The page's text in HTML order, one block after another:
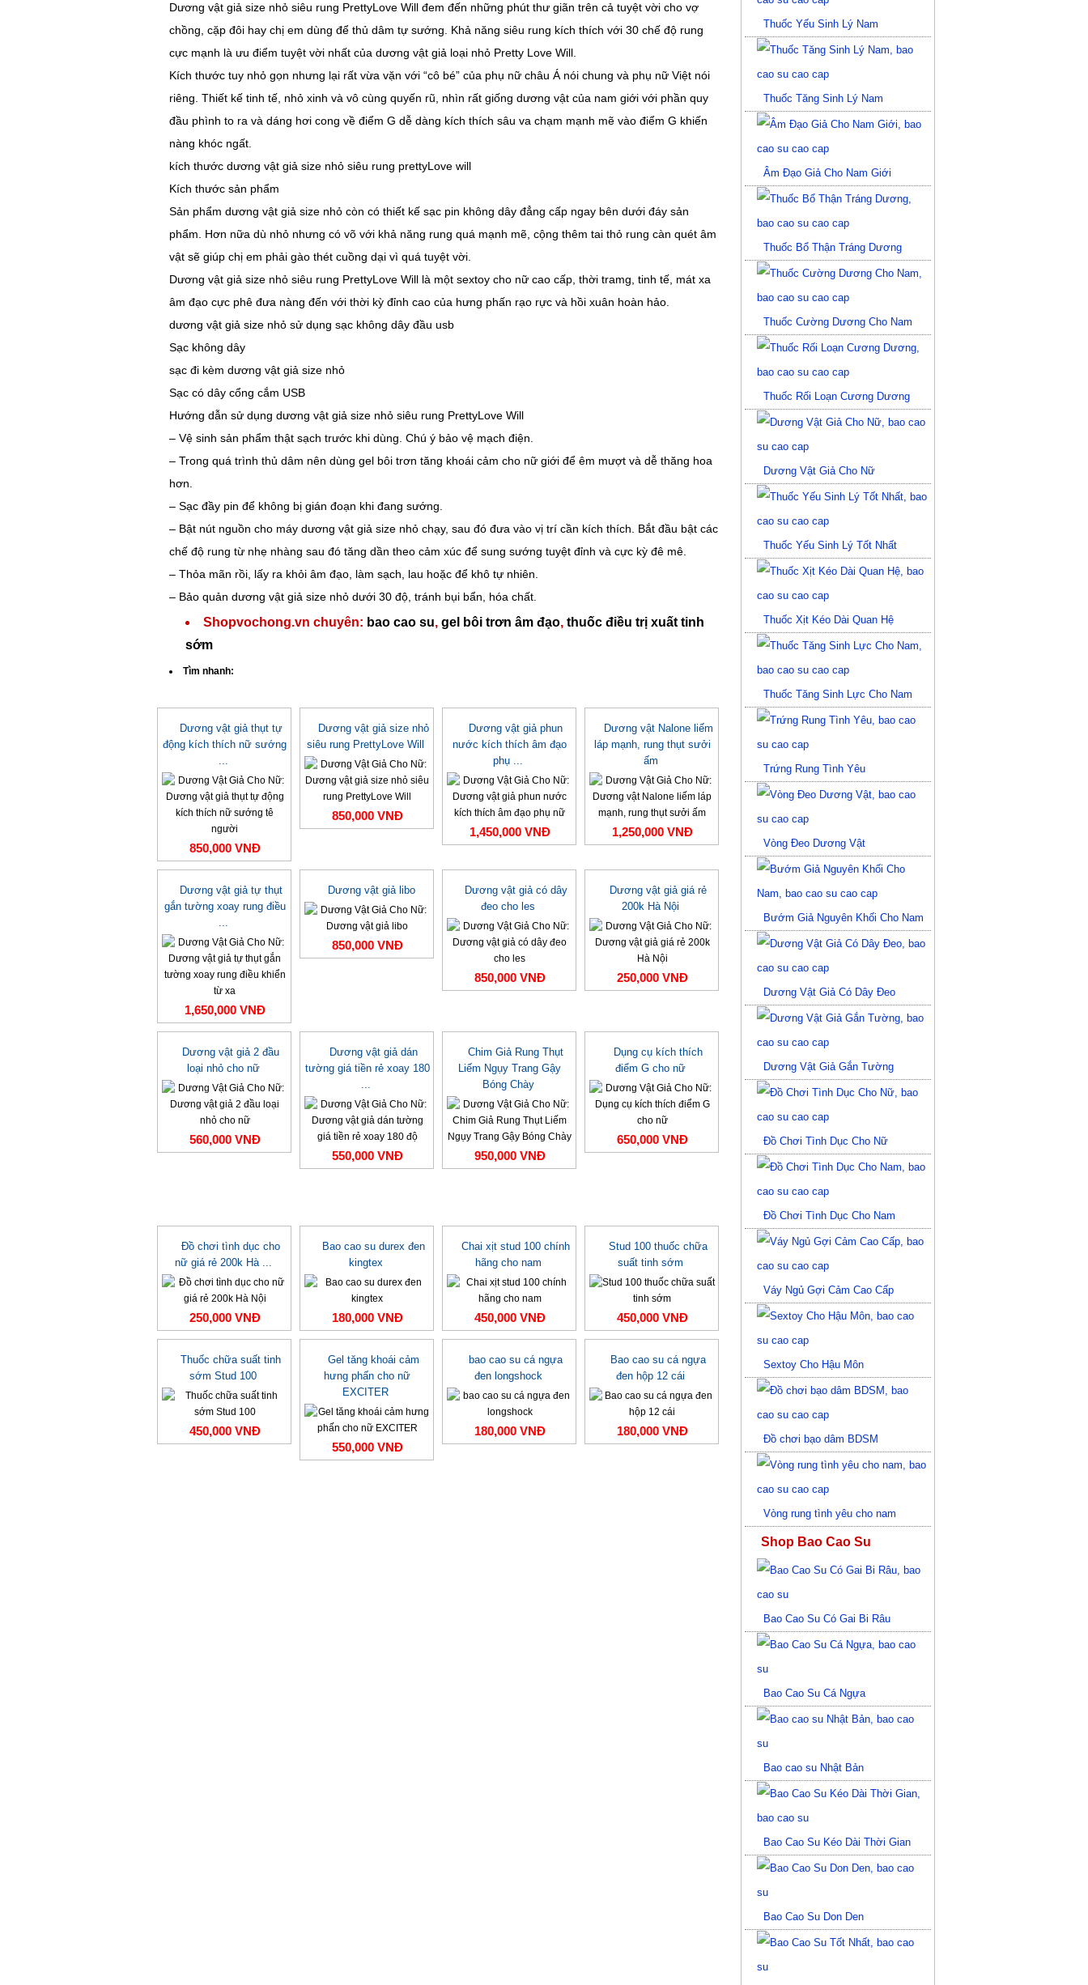
Dương vật giả size nhỏ siêu rung PrettyLove Will đem đến những phút thư giãn trên cả tuyệt vời cho vợ
chồng, cặp đôi hay chị em dùng để thủ dâm tự sướng. Khả năng siêu rung kích thích với 30 chế độ rung
cực mạnh là ưu điểm tuyệt vời nhất của dương vật giả loại nhỏ Pretty Love Will.
Kích thước tuy nhỏ gọn nhưng lại rất vừa vặn với “cô bé” của phụ nữ châu Á nói chung và phụ nữ Việt nói
riêng. Thiết kế tinh tế, nhỏ xinh và vô cùng quyến rũ, nhìn rất giống dương vật của nam giới với phần quy
đầu phình to ra và dáng hơi cong về điểm G dễ dàng kích thích sâu va chạm mạnh mẽ vào điểm G khiến
nàng khóc ngất.
kích thước dương vật giả size nhỏ siêu rung prettyLove will
Kích thước sản phẩm
Sản phẩm dương vật giả size nhỏ còn có thiết kế sạc pin không dây đẳng cấp ngay bên dưới đáy sản
phẩm. Hơn nữa dù nhỏ nhưng có võ với khả năng rung quá mạnh mẽ, cộng thêm tai thỏ rung càn quét âm
vật sẽ giúp chị em phải gào thét cuồng dại vì quá tuyệt vời.
Dương vật giả size nhỏ siêu rung PrettyLove Will là một sextoy cho nữ cao cấp, thời tramg, tinh tế, mát xa
âm đạo cực phê đưa nàng đến với thời kỳ đỉnh cao của hưng phấn rạo rực và hồi xuân hoàn hảo.
dương vật giả size nhỏ sử dụng sạc không dây đầu usb
Sạc không dây
sạc đi kèm dương vật giả size nhỏ
Sạc có dây cổng cắm USB
Hướng dẫn sử dụng dương vật giả size nhỏ siêu rung PrettyLove Will
– Vệ sinh sản phẩm thật sạch trước khi dùng. Chú ý bảo vệ mạch điện.
– Trong quá trình thủ dâm nên dùng gel bôi trơn tăng khoái cảm cho nữ giới để êm mượt và dễ thăng hoa
hơn.
– Sạc đầy pin để không bị gián đoạn khi đang sướng.
– Bật nút nguồn cho máy dương vật giả size nhỏ chạy, sau đó đưa vào vị trí cần kích thích. Bắt đầu bật các
chế độ rung từ nhẹ nhàng sau đó tăng dần theo cảm xúc để sung sướng tuyệt đỉnh và cực kỳ đê mê.
– Thỏa mãn rồi, lấy ra khỏi âm đạo, làm sạch, lau hoặc để khô tự nhiên.
– Bảo quản dương vật giả size nhỏ dưới 30 độ, tránh bụi bẩn, hóa chất.
Shopvochong.vn chuyên: bao cao su, gel bôi trơn âm đạo, thuốc điều trị xuất tinh
sớm
Tìm nhanh:
Dương vật giả thụt tự
động kích thích nữ sướng
...
850,000 VNĐ
Dương vật giả size nhỏ
siêu rung PrettyLove Will
850,000 VNĐ
Dương vật giả phun
nước kích thích âm đạo
phụ ...
1,450,000 VNĐ
Dương vật Nalone liếm
láp mạnh, rung thụt sưởi
ấm
1,250,000 VNĐ
Dương vật giả tự thụt
gắn tường xoay rung điều
...
1,650,000 VNĐ
Dương vật giả libo
850,000 VNĐ
Dương vật giả có dây
đeo cho les
850,000 VNĐ
Dương vật giả giá rẻ
200k Hà Nội
250,000 VNĐ
Dương vật giả 2 đầu
loại nhỏ cho nữ
560,000 VNĐ
Dương vật giả dán
tường giá tiền rẻ xoay 180
...
550,000 VNĐ
Chim Giả Rung Thụt
Liếm Ngụy Trang Gậy
Bóng Chày
950,000 VNĐ
Dụng cụ kích thích
điểm G cho nữ
650,000 VNĐ
Đồ chơi tình dục cho
nữ giá rẻ 200k Hà ...
250,000 VNĐ
Bao cao su durex đen
kingtex
180,000 VNĐ
Chai xịt stud 100 chính
hãng cho nam
450,000 VNĐ
Stud 100 thuốc chữa
suất tinh sớm
450,000 VNĐ
Thuốc chữa suất tinh
sớm Stud 100
450,000 VNĐ
Gel tăng khoái cảm
hưng phấn cho nữ
EXCITER
550,000 VNĐ
bao cao su cá ngựa
đen longshock
180,000 VNĐ
Bao cao su cá ngựa
đen hộp 12 cái
180,000 VNĐ
Thuốc Yếu Sinh Lý Nam
Thuốc Tăng Sinh Lý Nam
Âm Đạo Giả Cho Nam Giới
Thuốc Bổ Thận Tráng Dương
Thuốc Cường Dương Cho Nam
Thuốc Rối Loạn Cương Dương
Dương Vật Giả Cho Nữ
Thuốc Yếu Sinh Lý Tốt Nhất
Thuốc Xịt Kéo Dài Quan Hệ
Thuốc Tăng Sinh Lực Cho Nam
Trứng Rung Tình Yêu
Vòng Đeo Dương Vật
Bướm Giả Nguyên Khối Cho Nam
Dương Vật Giả Có Dây Đeo
Dương Vật Giả Gắn Tường
Đồ Chơi Tình Dục Cho Nữ
Đồ Chơi Tình Dục Cho Nam
Váy Ngủ Gợi Cảm Cao Cấp
Sextoy Cho Hậu Môn
Đồ chơi bạo dâm BDSM
Vòng rung tình yêu cho nam
Shop Bao Cao Su
Bao Cao Su Có Gai Bi Râu
Bao Cao Su Cá Ngựa
Bao cao su Nhật Bản
Bao Cao Su Kéo Dài Thời Gian
Bao Cao Su Don Den